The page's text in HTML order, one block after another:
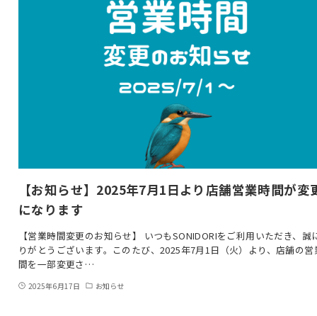
【お知らせ】2025年7月1日より店舗営業時間が変
になります
【営業時間変更のお知らせ】 いつもSONIDORIをご利用いただき、誠
りがとうございます。このたび、2025年7月1日（火）より、店舗の営
間を一部変更さ…
2025年6月17日 お知らせ